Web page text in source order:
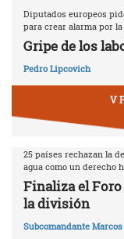
Diputados europeos
para crear alarma por
Gripe de los
Pedro Lipcovich
V
25 países rechazan la
agua como un derecho
Finaliza el
la división
Subcomandante Marcos